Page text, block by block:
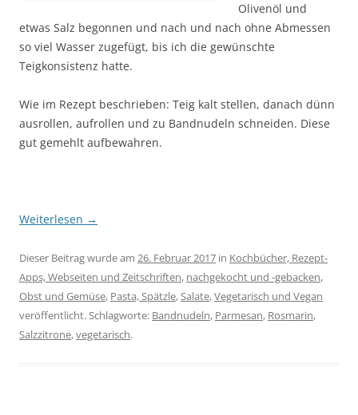
Olivenöl und
etwas Salz begonnen und nach und nach ohne Abmessen
so viel Wasser zugefügt, bis ich die gewünschte
Teigkonsistenz hatte.
Wie im Rezept beschrieben: Teig kalt stellen, danach dünn
ausrollen, aufrollen und zu Bandnudeln schneiden. Diese
gut gemehlt aufbewahren.
Weiterlesen →
Dieser Beitrag wurde am 26. Februar 2017 in Kochbücher, Rezept-
Apps, Webseiten und Zeitschriften, nachgekocht und -gebacken,
Obst und Gemüse, Pasta, Spätzle,Salate,Vegetarisch und Vegan
veröffentlicht. Schlagworte: Bandnudeln, Parmesan, Rosmarin,
Salzzitrone,vegetarisch.